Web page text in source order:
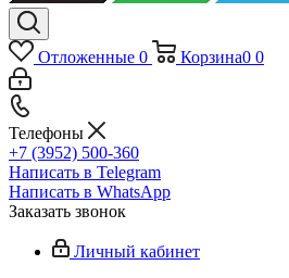
Отложенные 0 Корзина0 0
Телефоны
+7 (3952) 500-360
Написать в Telegram
Написать в WhatsApp
Заказать звонок
Личный кабинет